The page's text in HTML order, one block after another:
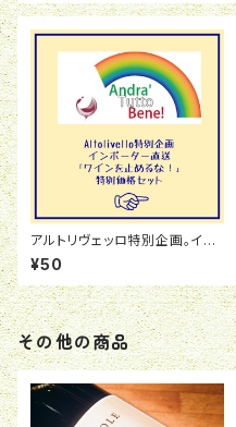
アルトリヴェッロ特別企画。イン
ポーター直送「ワインを止める
な！」セットはこちらからどうぞ☞
¥50
その他の商品